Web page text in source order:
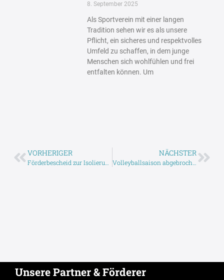
8. September 2025
Als Sportverein mit einer langen
Tradition sehen wir es als unsere
Pflicht, ein sicheres und respektvolles
Umfeld zu schaffen, in dem junge
Menschen sich wohlfühlen und frei
entfalten können. Um
VORHERIGER NÄCHSTER
Unsere Partner & Förderer